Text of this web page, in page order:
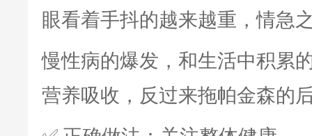
眼看着手抖的越来越重，情急
慢性病的爆发，和生活中积累
营养吸收，反过来拖帕金森的